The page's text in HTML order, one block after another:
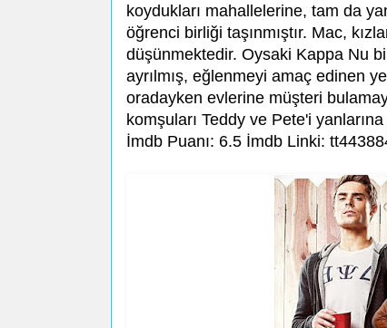
koydukları mahallelerine, tam da
öğrenci birliği taşınmıştır. Mac,
düşünmektedir. Oysaki Kappa Nu
ayrılmış, eğlenmeyi amaç edinen
oradayken evlerine müşteri
komşuları Teddy ve Pete'i
İmdb Puanı: 6.5 İmdb Linki: